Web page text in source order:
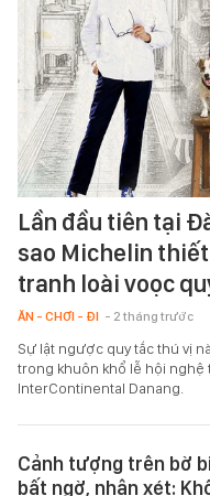
Lần đầu tiên tại
sao Michelin
tranh loài voọc
ĂN - CHƠI - ĐI - 2 tháng trước
Sự lật ngược quy tắc thú vị
trong khuôn khổ lễ hội nghệ
InterContinental Danang.
Cảnh tượng trên bờ
bất ngờ, nhận xét: